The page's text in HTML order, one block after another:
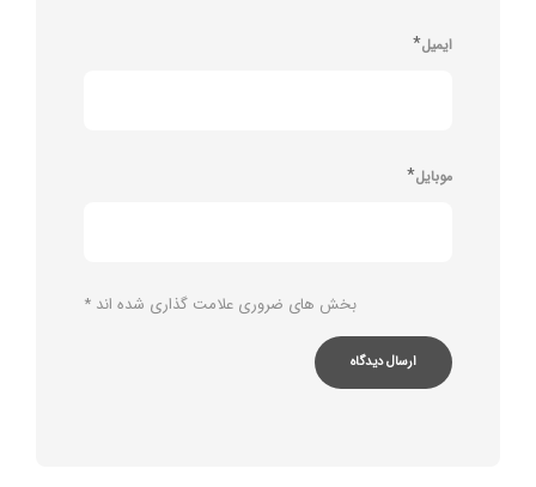
ایمیل*
موبایل*
بخش های ضروری علامت گذاری شده اند *